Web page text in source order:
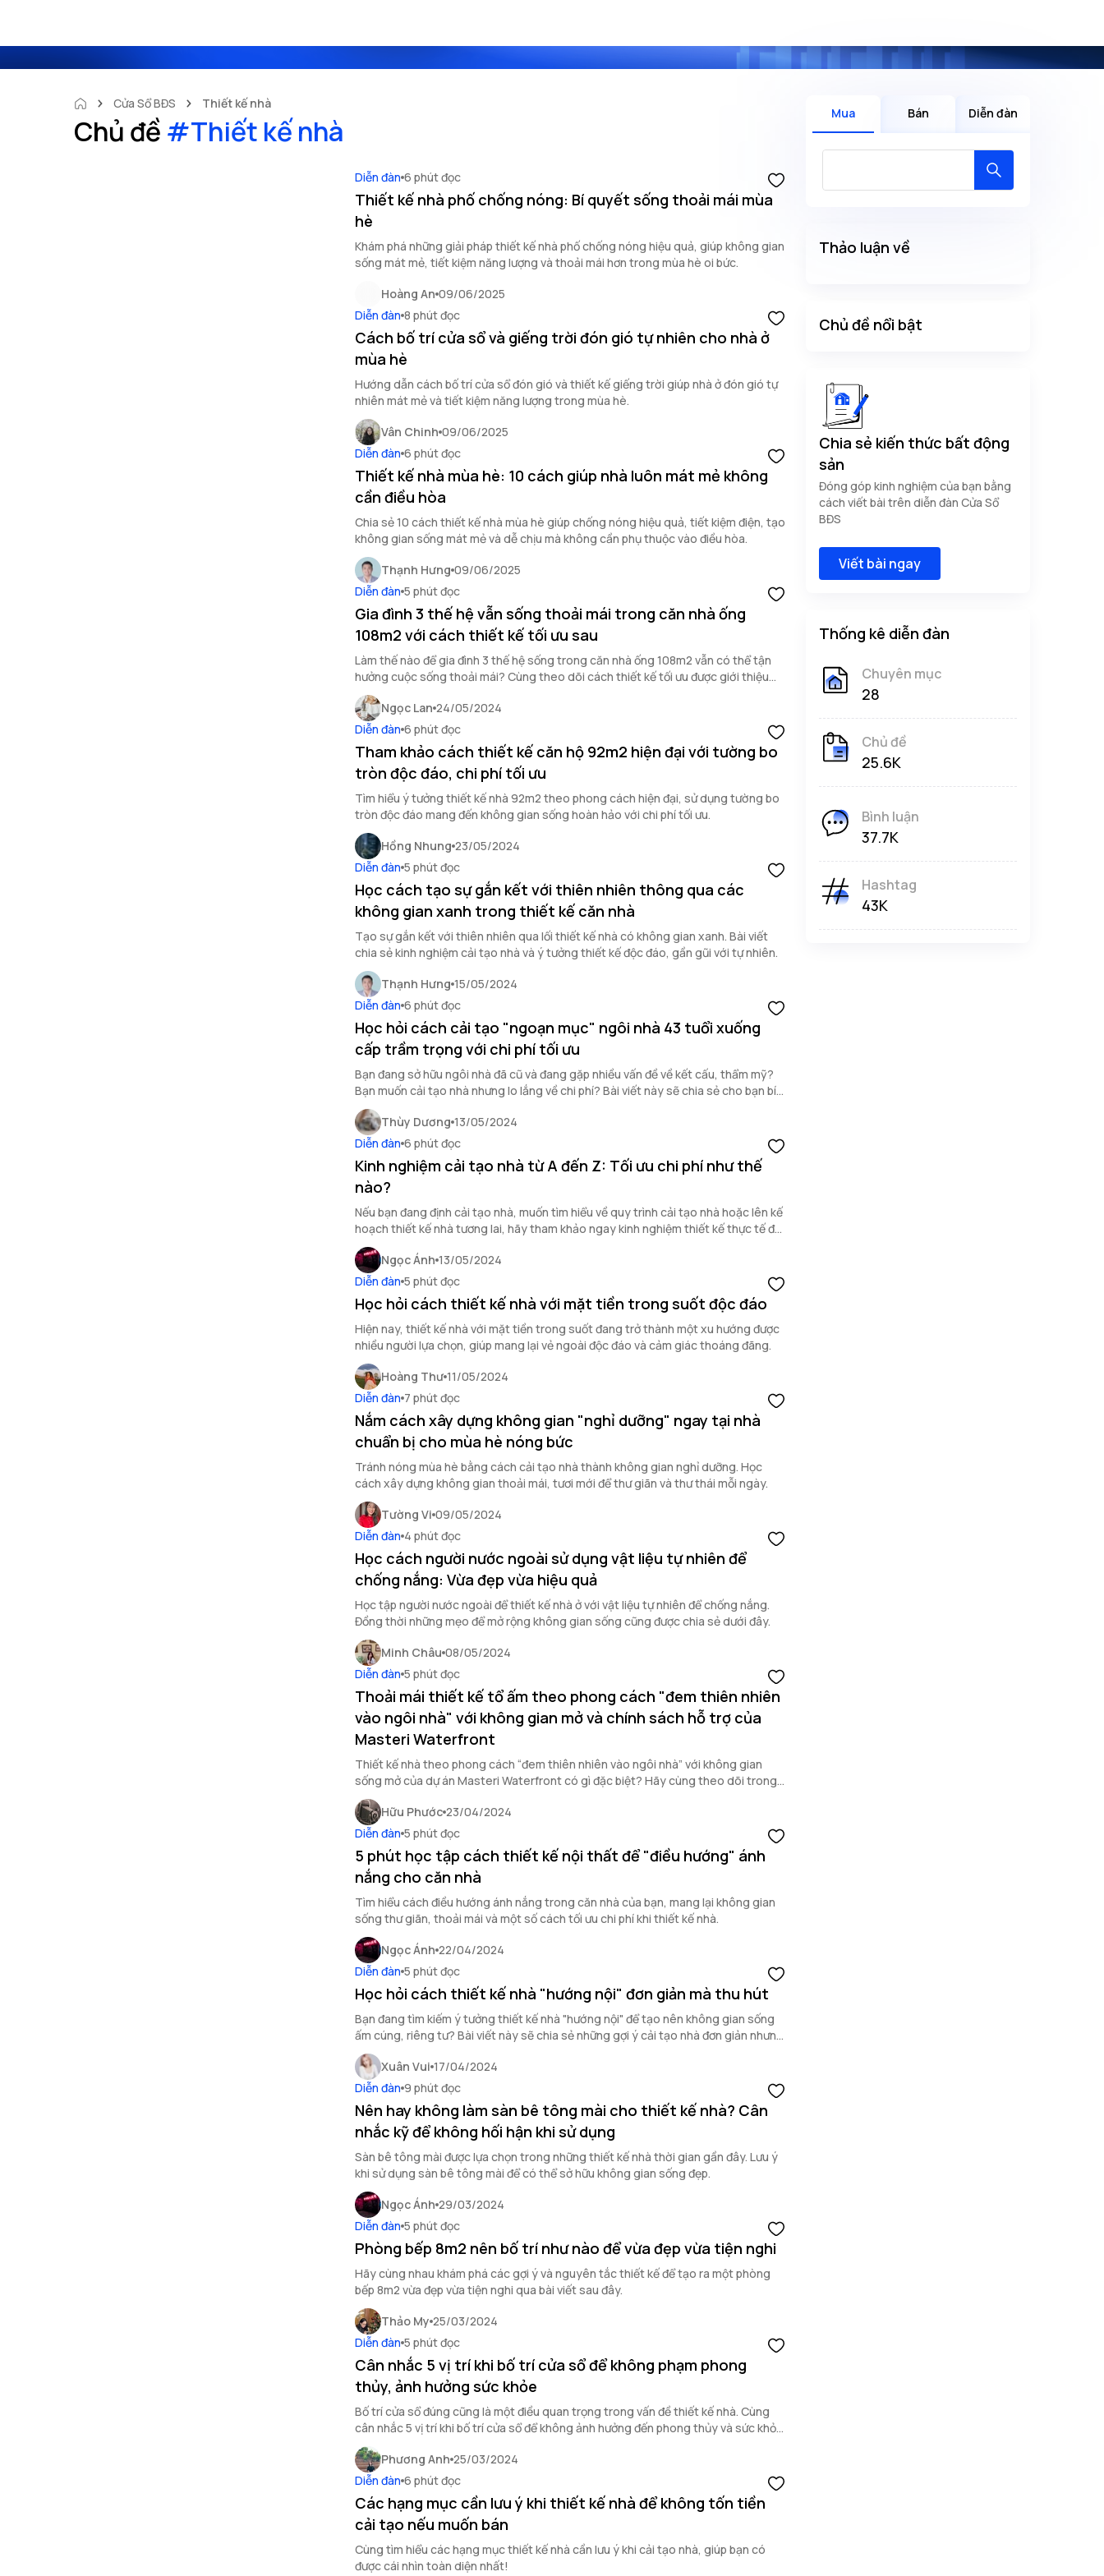
Cửa Sổ BĐS Thiết kế nhà
Chủ đề #Thiết kế nhà
Diễn đàn 6 phút đọc
Thiết kế nhà phố chống nóng: Bí quyết sống thoải mái mùa
hè
Khám phá những giải pháp thiết kế nhà phố chống nóng hiệu quả, giúp không gian
sống mát mẻ, tiết kiệm năng lượng và thoải mái hơn trong mùa hè oi bức.
Hoàng An 09/06/2025
Diễn đàn 8 phút đọc
Cách bố trí cửa sổ và giếng trời đón gió tự nhiên cho nhà ở
mùa hè
Hướng dẫn cách bố trí cửa sổ đón gió và thiết kế giếng trời giúp nhà ở đón gió tự
nhiên mát mẻ và tiết kiệm năng lượng trong mùa hè.
Vân Chinh 09/06/2025
Diễn đàn 6 phút đọc
Thiết kế nhà mùa hè: 10 cách giúp nhà luôn mát mẻ không
cần điều hòa
Chia sẻ 10 cách thiết kế nhà mùa hè giúp chống nóng hiệu quả, tiết kiệm điện, tạo
không gian sống mát mẻ và dễ chịu mà không cần phụ thuộc vào điều hòa.
Thạnh Hưng 09/06/2025
Diễn đàn 5 phút đọc
Gia đình 3 thế hệ vẫn sống thoải mái trong căn nhà ống
108m2 với cách thiết kế tối ưu sau
Làm thế nào để gia đình 3 thế hệ sống trong căn nhà ống 108m2 vẫn có thể tận
hưởng cuộc sống thoải mái? Cùng theo dõi cách thiết kế tối ưu được giới thiệu
trong bài viết sau.
Ngọc Lan 24/05/2024
Diễn đàn 6 phút đọc
Tham khảo cách thiết kế căn hộ 92m2 hiện đại với tường bo
tròn độc đáo, chi phí tối ưu
Tìm hiểu ý tưởng thiết kế nhà 92m2 theo phong cách hiện đại, sử dụng tường bo
tròn độc đáo mang đến không gian sống hoàn hảo với chi phí tối ưu.
Hồng Nhung 23/05/2024
Diễn đàn 5 phút đọc
Học cách tạo sự gắn kết với thiên nhiên thông qua các
không gian xanh trong thiết kế căn nhà
Tạo sự gắn kết với thiên nhiên qua lối thiết kế nhà có không gian xanh. Bài viết
chia sẻ kinh nghiệm cải tạo nhà và ý tưởng thiết kế độc đáo, gần gũi với tự nhiên.
Thạnh Hưng 15/05/2024
Diễn đàn 6 phút đọc
Học hỏi cách cải tạo "ngoạn mục" ngôi nhà 43 tuổi xuống
cấp trầm trọng với chi phí tối ưu
Bạn đang sở hữu ngôi nhà đã cũ và đang gặp nhiều vấn đề về kết cấu, thẩm mỹ?
Bạn muốn cải tạo nhà nhưng lo lắng về chi phí? Bài viết này sẽ chia sẻ cho bạn bí
quyết cải tạo với chi phí tối ưu.
Thùy Dương 13/05/2024
Diễn đàn 6 phút đọc
Kinh nghiệm cải tạo nhà từ A đến Z: Tối ưu chi phí như thế
nào?
Nếu bạn đang định cải tạo nhà, muốn tìm hiểu về quy trình cải tạo nhà hoặc lên kế
hoạch thiết kế nhà tương lai, hãy tham khảo ngay kinh nghiệm thiết kế thực tế để
tối ưu chi phí.
Ngọc Ánh 13/05/2024
Diễn đàn 5 phút đọc
Học hỏi cách thiết kế nhà với mặt tiền trong suốt độc đáo
Hiện nay, thiết kế nhà với mặt tiền trong suốt đang trở thành một xu hướng được
nhiều người lựa chọn, giúp mang lại vẻ ngoài độc đáo và cảm giác thoáng đãng.
Hoàng Thư 11/05/2024
Diễn đàn 7 phút đọc
Nắm cách xây dựng không gian "nghỉ dưỡng" ngay tại nhà
chuẩn bị cho mùa hè nóng bức
Tránh nóng mùa hè bằng cách cải tạo nhà thành không gian nghỉ dưỡng. Học
cách xây dựng không gian thoải mái, tươi mới để thư giãn và thư thái mỗi ngày.
Tường Vi 09/05/2024
Diễn đàn 4 phút đọc
Học cách người nước ngoài sử dụng vật liệu tự nhiên để
chống nắng: Vừa đẹp vừa hiệu quả
Học tập người nước ngoài để thiết kế nhà ở với vật liệu tự nhiên để chống nắng.
Đồng thời những mẹo để mở rộng không gian sống cũng được chia sẻ dưới đây.
Minh Châu 08/05/2024
Diễn đàn 5 phút đọc
Thoải mái thiết kế tổ ấm theo phong cách "đem thiên nhiên
vào ngôi nhà" với không gian mở và chính sách hỗ trợ của
Masteri Waterfront
Thiết kế nhà theo phong cách “đem thiên nhiên vào ngôi nhà” với không gian
sống mở của dự án Masteri Waterfront có gì đặc biệt? Hãy cùng theo dõi trong
bài viết sau!
Hữu Phước 23/04/2024
Diễn đàn 5 phút đọc
5 phút học tập cách thiết kế nội thất để "điều hướng" ánh
nắng cho căn nhà
Tìm hiểu cách điều hướng ánh nắng trong căn nhà của bạn, mang lại không gian
sống thư giãn, thoải mái và một số cách tối ưu chi phí khi thiết kế nhà.
Ngọc Ánh 22/04/2024
Diễn đàn 5 phút đọc
Học hỏi cách thiết kế nhà "hướng nội" đơn giản mà thu hút
Bạn đang tìm kiếm ý tưởng thiết kế nhà "hướng nội" để tạo nên không gian sống
ấm cúng, riêng tư? Bài viết này sẽ chia sẻ những gợi ý cải tạo nhà đơn giản nhưng
độc đáo giúp bạn biến ước mơ thành hiện thực.
Xuân Vui 17/04/2024
Diễn đàn 9 phút đọc
Nên hay không làm sàn bê tông mài cho thiết kế nhà? Cân
nhắc kỹ để không hối hận khi sử dụng
Sàn bê tông mài được lựa chọn trong những thiết kế nhà thời gian gần đây. Lưu ý
khi sử dụng sàn bê tông mài để có thể sở hữu không gian sống đẹp.
Ngọc Ánh 29/03/2024
Diễn đàn 5 phút đọc
Phòng bếp 8m2 nên bố trí như nào để vừa đẹp vừa tiện nghi
Hãy cùng nhau khám phá các gợi ý và nguyên tắc thiết kế để tạo ra một phòng
bếp 8m2 vừa đẹp vừa tiện nghi qua bài viết sau đây.
Thảo My 25/03/2024
Diễn đàn 5 phút đọc
Cân nhắc 5 vị trí khi bố trí cửa sổ để không phạm phong
thủy, ảnh hưởng sức khỏe
Bố trí cửa sổ đúng cũng là một điều quan trọng trong vấn đề thiết kế nhà. Cùng
cân nhắc 5 vị trí khi bố trí cửa sổ để không ảnh hưởng đến phong thủy và sức khỏe
nhé!
Phương Anh 25/03/2024
Diễn đàn 6 phút đọc
Các hạng mục cần lưu ý khi thiết kế nhà để không tốn tiền
cải tạo nếu muốn bán
Cùng tìm hiểu các hạng mục thiết kế nhà cần lưu ý khi cải tạo nhà, giúp bạn có
được cái nhìn toàn diện nhất!
Mua Bán Diễn đàn
Thảo luận về
Chủ đề nổi bật
Chia sẻ kiến thức bất động
sản
Đóng góp kinh nghiệm của bạn bằng
cách viết bài trên diễn đàn Cửa Sổ
BĐS
Viết bài ngay
Thống kê diễn đàn
Chuyên mục
28
Chủ đề
25.6K
Bình luận
37.7K
Hashtag
43K